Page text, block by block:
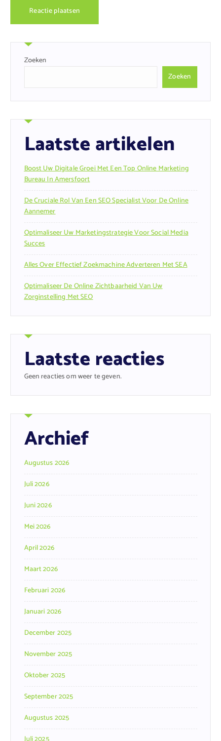
Zoeken
Zoeken
Laatste artikelen
Boost Uw Digitale Groei Met Een Top Online Marketing
Bureau In Amersfoort
De Cruciale Rol Van Een SEO Specialist Voor De Online
Aannemer
Optimaliseer Uw Marketingstrategie Voor Social Media
Succes
Alles Over Effectief Zoekmachine Adverteren Met SEA
Optimaliseer De Online Zichtbaarheid Van Uw
Zorginstelling Met SEO
Laatste reacties
Geen reacties om weer te geven.
Archief
Augustus 2026
Juli 2026
Juni 2026
Mei 2026
April 2026
Maart 2026
Februari 2026
Januari 2026
December 2025
November 2025
Oktober 2025
September 2025
Augustus 2025